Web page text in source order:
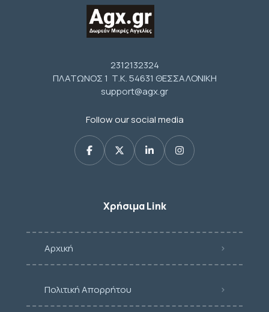
2312132324
ΠΛΑΤΩΝΟΣ 1 Τ.Κ. 54631 ΘΕΣΣΑΛΟΝΙΚΗ
support@agx.gr
Follow our social media
Χρήσιμα Link
Αρχική
Πολιτική Απορρήτου